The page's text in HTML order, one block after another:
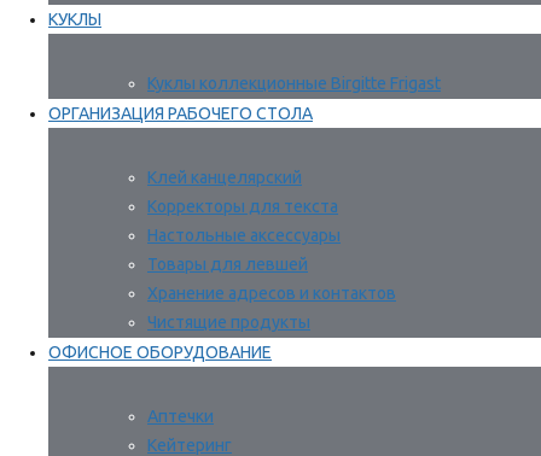
КУКЛЫ
Куклы коллекционные Birgitte Frigast
ОРГАНИЗАЦИЯ РАБОЧЕГО СТОЛА
Клей канцелярский
Корректоры для текста
Настольные аксессуары
Товары для левшей
Хранение адресов и контактов
Чистящие продукты
ОФИСНОЕ ОБОРУДОВАНИЕ
Аптечки
Кейтеринг